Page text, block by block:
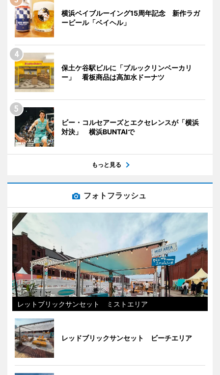
横浜ベイブルーイング15周年記念 新作ラガ
ービール「ベイヘル」
保土ケ谷駅ビルに「ブルックリンベーカリ
ー」 看板商品は高加水ドーナツ
ビー・コルセアーズとエクセレンスが「横浜
対決」 横浜BUNTAIで
もっと見る
フォトフラッシュ
レットブリックサンセット ミストエリア
レッドブリックサンセット ビーチエリア